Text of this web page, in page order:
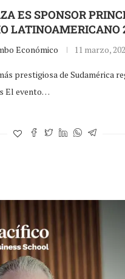
ES SPONSOR
LATINOAMERICANO
Económico 11 marzo,
prestigiosa de Sudamérica
El evento…